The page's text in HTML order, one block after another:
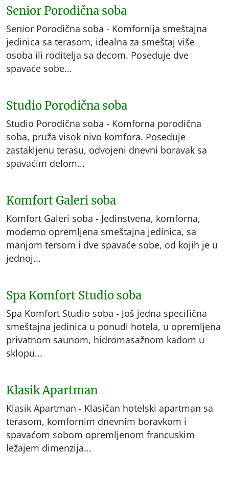
Senior Porodična soba
Senior Porodična soba - Komfornija smeštajna
jedinica sa terasom, idealna za smeštaj više
osoba ili roditelja sa decom. Poseduje dve
spavaće sobe...
Studio Porodična soba
Studio Porodična soba - Komforna porodična
soba, pruža visok nivo komfora. Poseduje
zastakljenu terasu, odvojeni dnevni boravak sa
spavaćim delom...
Komfort Galeri soba
Komfort Galeri soba - Jedinstvena, komforna,
moderno opremljena smeštajna jedinica, sa
manjom tersom i dve spavaće sobe, od kojih je u
jednoj...
Spa Komfort Studio soba
Spa Komfort Studio soba - Još jedna specifična
smeštajna jedinica u ponudi hotela, u opremljena
privatnom saunom, hidromasažnom kadom u
sklopu...
Klasik Apartman
Klasik Apartman - Klasičan hotelski apartman sa
terasom, komfornim dnevnim boravkom i
spavaćom sobom opremljenom francuskim
ležajem dimenzija...